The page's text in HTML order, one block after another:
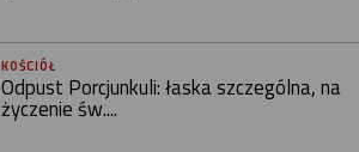
KOŚCIÓŁ
Odpust Porcjunkuli: łaska szczególna, na
życzenie św....